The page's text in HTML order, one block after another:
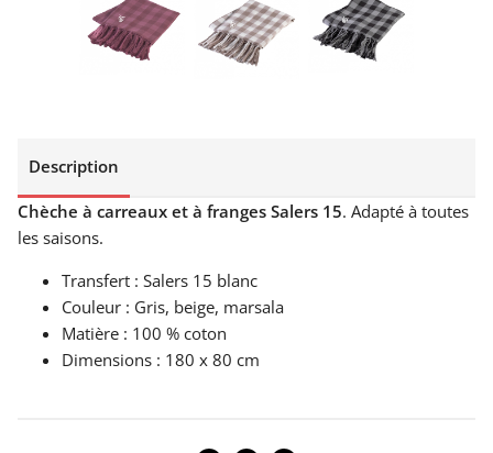
Description
Chèche à carreaux et à franges Salers 15. Adapté à toutes
les saisons.
Transfert : Salers 15 blanc
Couleur : Gris, beige, marsala
Matière : 100 % coton
Dimensions : 180 x 80 cm